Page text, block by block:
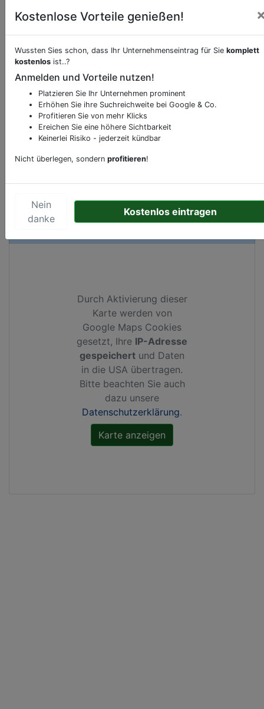
Beschreibung & Services vonMehrfachsport
Sie möchten eine Beschreibung, Dienstleistung
oder andere relevante Informationen hinzufügen?
Klicken Sie bittehierum uns zu kontaktieren.
Gerne erweitern wir Ihren Firmeneintrag um
Sonderangebote odere besondere Services, die
Ihren Wettbewerbern abheben.
KartenansichtBurgerweeshuispad 54in
Durch Aktivierung dieser
Karte werden von
Google Maps Cookies
gesetzt, Ihre IP-Adresse
gespeichert und Daten
in die USA übertragen.
Bitte beachten Sie auch
dazu unsere
Datenschutzerklärung.
Kostenlose Vorteile genießen!
Wussten Sies schon, dass Ihr Unternehmenseintrag für Sie komplett
kostenlos ist..?
Anmelden und Vorteile nutzen!
Platzieren Sie Ihr Unternehmen prominent
Erhöhen Sie ihre Suchreichweite bei Google & Co.
Profitieren Sie von mehr Klicks
Ereichen Sie eine höhere Sichtbarkeit
Keinerlei Risiko - jederzeit kündbar
Nicht überlegen, sondern profitieren!
Nein
danke
Kostenlos eintragen